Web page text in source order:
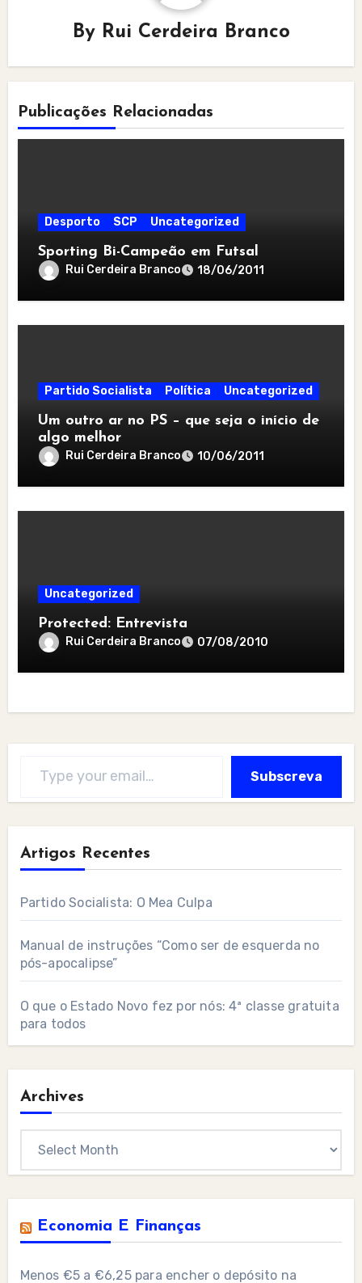
By Rui Cerdeira Branco
Publicações Relacionadas
Desporto SCP Uncategorized
Sporting Bi-Campeão em Futsal
Rui Cerdeira Branco 18/06/2011
Partido Socialista Política Uncategorized
Um outro ar no PS – que seja o início de
algo melhor
Rui Cerdeira Branco 10/06/2011
Uncategorized
Protected: Entrevista
Rui Cerdeira Branco 07/08/2010
Subscreva
Artigos Recentes
Partido Socialista: O Mea Culpa
Manual de instruções “Como ser de esquerda no
pós-apocalipse”
O que o Estado Novo fez por nós: 4ª classe gratuita
para todos
Archives
Economia E Finanças
Menos €5 a €6,25 para encher o depósito na